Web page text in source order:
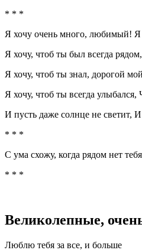
* * *
Я хочу очень много, любимый! Я
Я хочу, чтоб ты был всегда
Я хочу, чтоб ты знал, дорогой
Я хочу, чтоб ты всегда
И пусть даже солнце не светит,
* * *
С ума схожу, когда рядом нет
* * *
Великолепные,
Люблю тебя за все, и больше